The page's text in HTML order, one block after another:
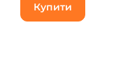
Купити